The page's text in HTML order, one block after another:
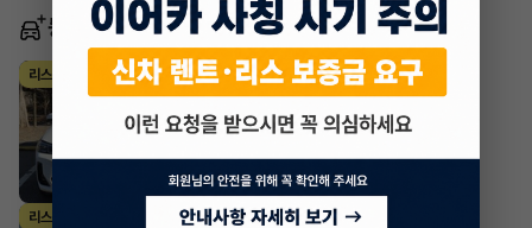
동일 차종 이어카
리스 BMW X시리즈
2024년·xDrive20i M Sport Pro
월979,200원 X 29 개월
리스 BMW X시리즈